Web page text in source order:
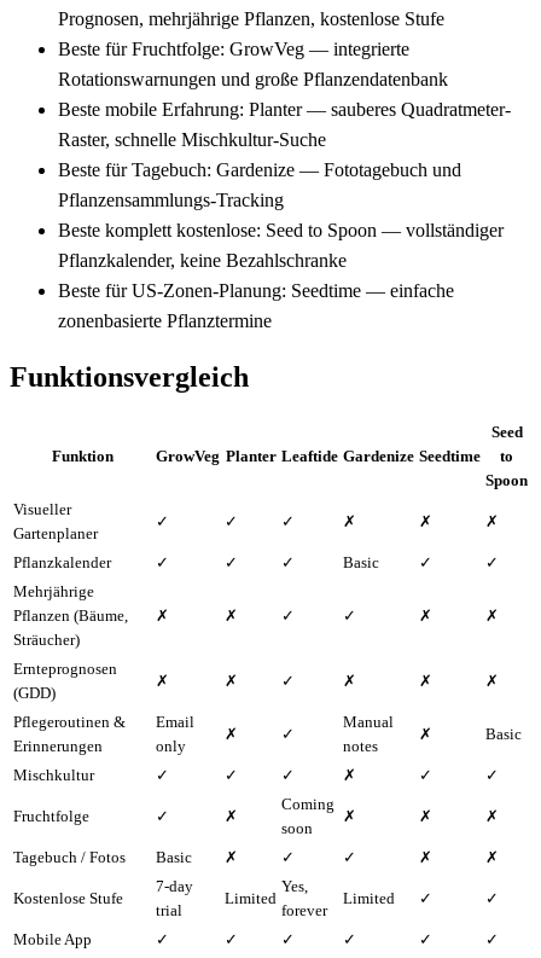
Prognosen, mehrjährige Pflanzen, kostenlose Stufe
Beste für Fruchtfolge: GrowVeg — integrierte
Rotationswarnungen und große Pflanzendatenbank
Beste mobile Erfahrung: Planter — sauberes Quadratmeter-
Raster, schnelle Mischkultur-Suche
Beste für Tagebuch: Gardenize — Fototagebuch und
Pflanzensammlungs-Tracking
Beste komplett kostenlose: Seed to Spoon — vollständiger
Pflanzkalender, keine Bezahlschranke
Beste für US-Zonen-Planung: Seedtime — einfache
zonenbasierte Pflanztermine
Funktionsvergleich
Funktion GrowVeg Planter Leaftide Gardenize Seedtime
Seed
to
Spoon
Visueller
Gartenplaner
✓ ✓ ✓ ✗ ✗ ✗
Pflanzkalender ✓ ✓ ✓ Basic ✓
✓
Mehrjährige
Pflanzen (Bäume,
Sträucher)
✗ ✗ ✓ ✓ ✗ ✗
Ernteprognosen
(GDD)
✗ ✗ ✓ ✗ ✗ ✗
Pflegeroutinen &
Erinnerungen
Email
only
✗ ✓
Manual
notes
✗ Basic
Mischkultur ✓ ✓ ✓ ✗ ✓ ✓
Fruchtfolge ✓ ✗
Coming
soon
✗ ✗ ✗
Tagebuch / Fotos Basic ✗ ✓ ✓ ✗ ✗
Kostenlose Stufe
7-day
trial
Limited
Yes,
forever
Limited ✓ ✓
Mobile App ✓ ✓ ✓ ✓ ✓
✓